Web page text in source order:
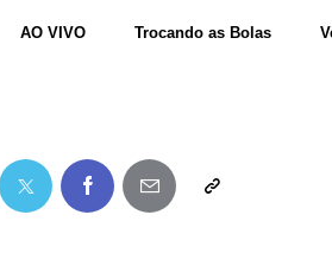
AO VIVO Trocando as Bolas